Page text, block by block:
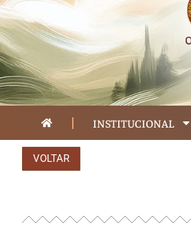
INSTITUCIONAL
VOLTAR